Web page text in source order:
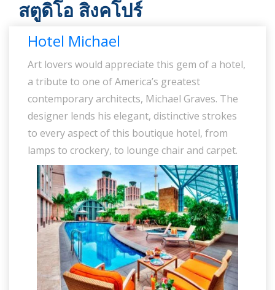
สตูดิโอ สิงคโปร์
Hotel Michael
Art lovers would appreciate this gem of a hotel,
a tribute to one of America’s greatest
contemporary architects, Michael Graves. The
designer lends his elegant, distinctive strokes
to every aspect of this boutique hotel, from
lamps to crockery, to lounge chair and carpet.